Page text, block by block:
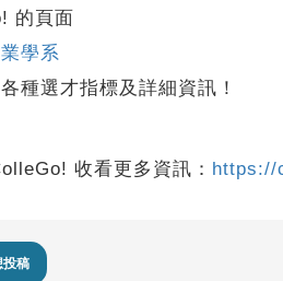
的頁面
學系
種選才指標及詳細資訊！
收看更多資訊： https://
投稿